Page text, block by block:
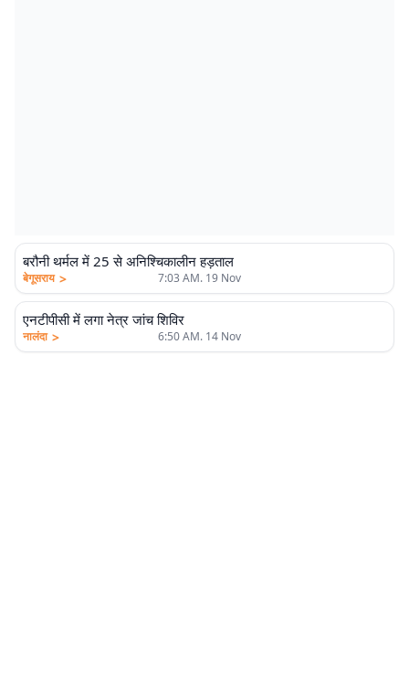
बरौनी थर्मल में 25 से अनिश्चिकालीन हड़ताल
बेगूसराय > 7:03 AM. 19 Nov
एनटीपीसी में लगा नेत्र जांच शिविर
नालंदा > 6:50 AM. 14 Nov